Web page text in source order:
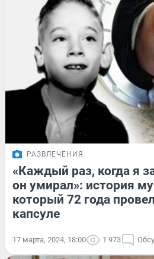
РАЗВЛЕЧЕНИЯ
«Каждый раз, когда я
он умирал»: история
который 72 года
капсуле
17 марта, 2024, 18:00 1 973